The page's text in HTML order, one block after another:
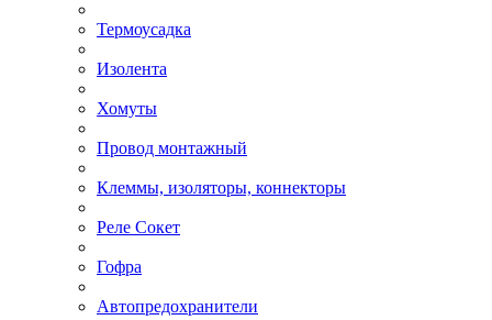
Термоусадка
Изолента
Хомуты
Провод монтажный
Клеммы, изоляторы, коннекторы
Реле Сокет
Гофра
Автопредохранители